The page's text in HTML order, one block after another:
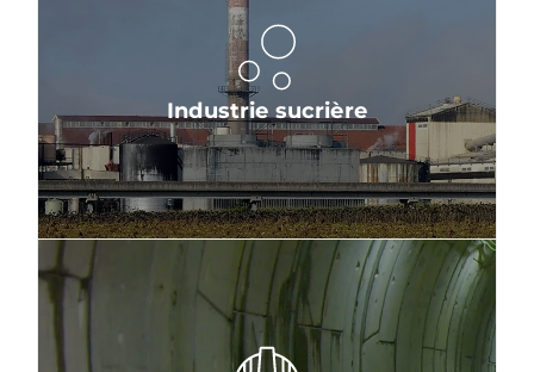
Industrie sucrière